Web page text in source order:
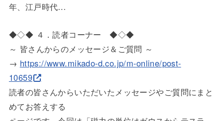
年、江戸時代…
◆◇◆ ４．読者コーナー ◆◇◆
～ 皆さんからのメッセージ＆ご質問 ～
→ https://www.mikado-d.co.jp/m-online/post-
10659
読者の皆さんからいただいたメッセージやご質問にまと
めてお答え する